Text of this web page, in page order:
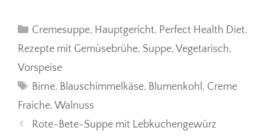
Kategorien
Cremesuppe, Hauptgericht, Perfect Health Diet,
Rezepte mit Gemüsebrühe, Suppe, Vegetarisch,
Vorspeise
Schlagwörter
Birne, Blauschimmelkäse, Blumenkohl, Creme
Fraiche, Walnuss
Rote-Bete-Suppe mit Lebkuchengewürz